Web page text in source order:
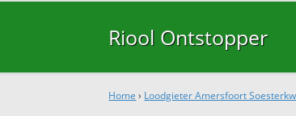
Riool Ontstopper
Home › Loodgieter Amersfoort